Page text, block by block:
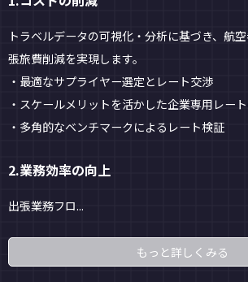
トラベルデータの可視化・分析に基づき、航
張旅費削減を実現します。
・最適なサプライヤー選定とレート交渉
・スケールメリットを活かした企業専用レー
・多角的なベンチマークによるレート検証
2.業務効率の向上
出張業務フロ...
もっと詳しくみる